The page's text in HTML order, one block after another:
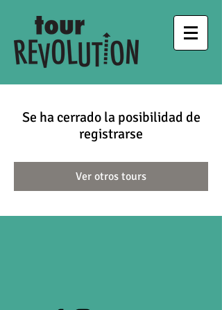
Se ha cerrado la posibilidad de
registrarse
Ver otros tours